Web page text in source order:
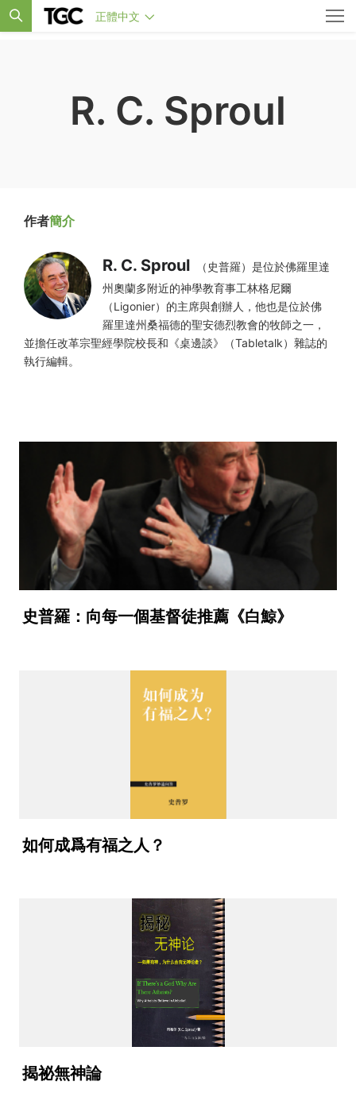
正體中文
R. C. Sproul
作者簡介
R. C. Sproul
（史普羅）是位於佛羅里達
州奧蘭多附近的神學教育事工林格尼爾
（Ligonier）的主席與創辦人，他也是位於佛
羅里達州桑福德的聖安德烈教會的牧師之一，
並擔任改革宗聖經學院校長和《桌邊談》（Tabletalk）雜誌的
執行編輯。
史普羅：向每一個基督徒推薦《白鯨》
如何成爲有福之人？
揭祕無神論